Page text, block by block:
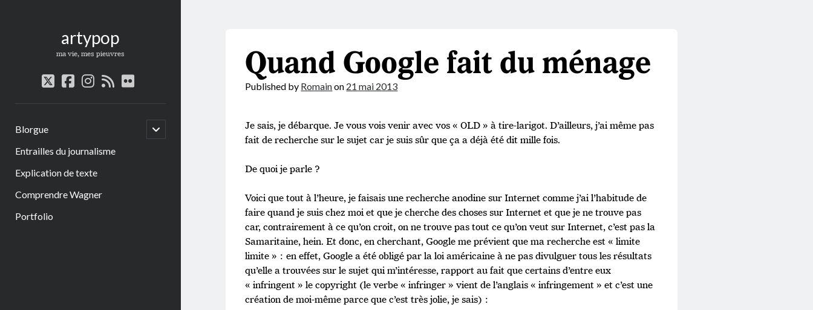
artypop
ma vie, mes pieuvres
twitterfacebook
instagram
rssflickr
Blorgue
open
child
Entrailles du journalisme
Explication de texte
Comprendre Wagner
Portfolio
Quand Google fait du ménage
Published by Romainon 21 mai 2013
Je sais, je débarque. Je vous vois venir avec vos « OLD » à tire-larigot. D’ailleurs, j’ai même pas
fait de recherche sur le sujet car je suis sûr que ça a déjà été dit mille fois.
De quoi je parle ?
Voici que tout à l’heure, je faisais une recherche anodine sur Internet comme j’ai l’habitude de
faire quand je suis chez moi et que je cherche des choses sur Internet et que je ne trouve pas
car, contrairement à ce qu’on croit, on ne trouve pas tout ce qu’on veut sur Internet, c’est pas la
Samaritaine, hein. Et donc, en cherchant, Google me prévient que ma recherche est « limite
limite » : en effet, Google a été obligé par la loi américaine à ne pas divulguer tous les résultats
qu’elle a trouvées sur le sujet qui m’intéresse, rapport au fait que certains d’entre eux
« infringent » le copyright (le verbe « infringer » vient de l’anglais « infringement » et c’est une
création de moi-même parce que c’est très jolie, je sais) :